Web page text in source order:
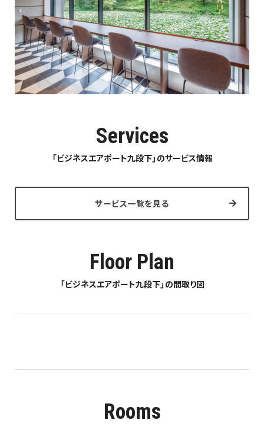
Services
「ビジネスエアポート九段下」のサービス情報
サービス一覧を見る
Floor Plan
「ビジネスエアポート九段下」の間取り図
Rooms